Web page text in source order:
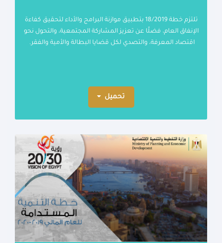
تلتزم خطة 18/2019 بتطبيق موازنة البرامج والأداء لتحقيق كفاءة
الإنفاق العام، فضلًا عن تعزيز المشاركة المجتمعية، والتحول نحو
اقتصاد المعرفة، والتصدي لكل قضايا البطالة والأمية والفقر.
تحميل